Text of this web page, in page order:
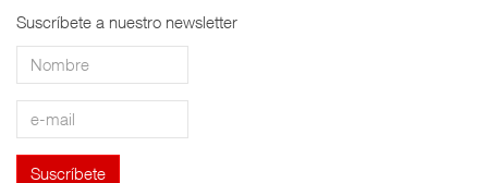
Suscríbete a nuestro newsletter